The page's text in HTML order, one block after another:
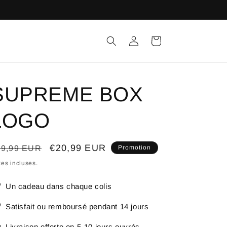
ConnexionPanier
BOX
EUR
Prix
€20,99 EUR Promotion
incluses.
Un cadeau dans chaque colis
Satisfait ou remboursé pendant 14 jours